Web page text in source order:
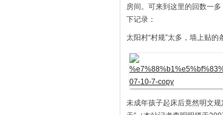
房间。可来到这里的回数一
下记录：
太阳村“村规”太多，墙上贴
未成年孩子起床后竟然明文